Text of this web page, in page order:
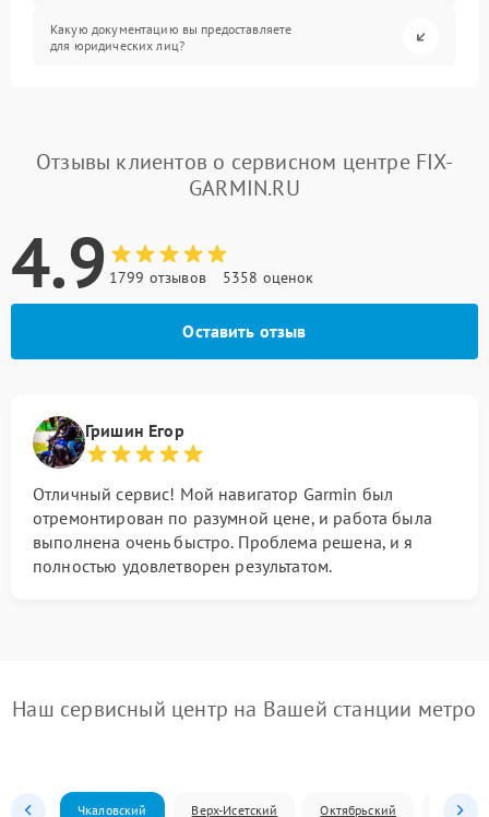
Какую документацию вы предоставляете
для юридических лиц?
Отзывы клиентов о сервисном центре FIX-
GARMIN.RU
4.9 1799 отзывов 5358 оценок
Оставить отзыв
Гришин Егор
Отличный сервис! Мой навигатор Garmin был
отремонтирован по разумной цене, и работа была
выполнена очень быстро. Проблема решена, и я
полностью удовлетворен результатом.
Наш сервисный центр на Вашей станции метро
Чкаловский Верх-Исетский Октябрьский